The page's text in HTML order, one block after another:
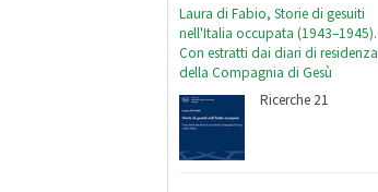
Laura di Fabio, Storie di gesuiti
nell'Italia occupata (1943–1945).
Con estratti dai diari di residenza
della Compagnia di Gesù
Ricerche 21